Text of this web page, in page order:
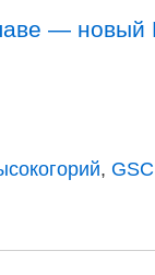
— новый
,